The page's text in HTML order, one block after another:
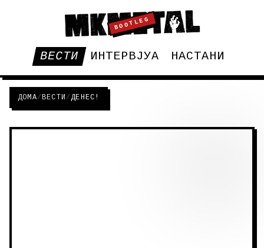
BOOTLEG
ВЕСТИ ИНТЕРВЈУА НАСТАНИ
ДОМА/ВЕСТИ /ДЕНЕС!